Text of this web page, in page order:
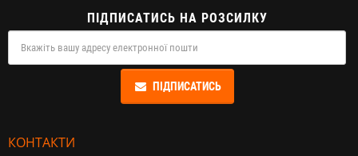
ПІДПИСАТИСЬ НА РОЗСИЛКУ
ПІДПИСАТИСЬ
КОНТАКТИ